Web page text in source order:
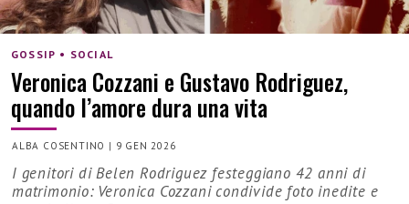
GOSSIP • SOCIAL
Veronica Cozzani e Gustavo Rodriguez,
quando l’amore dura una vita
ALBA COSENTINO | 9 GEN 2026
I genitori di Belen Rodriguez festeggiano 42 anni di
matrimonio: Veronica Cozzani condivide foto inedite e